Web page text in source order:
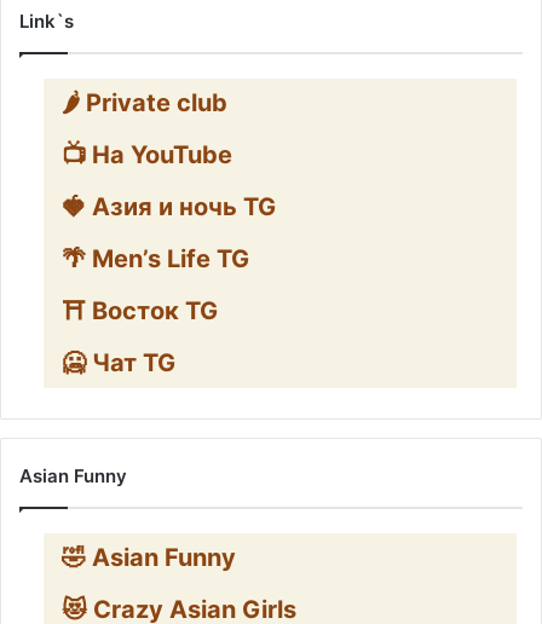
Link`s
🌶️ Private club
📺 На YouTube
🍓 Азия и ночь TG
🌴 Men’s Life TG
⛩️ Восток TG
🥶 Чат TG
Asian Funny
🤣 Asian Funny
😻 Crazy Asian Girls